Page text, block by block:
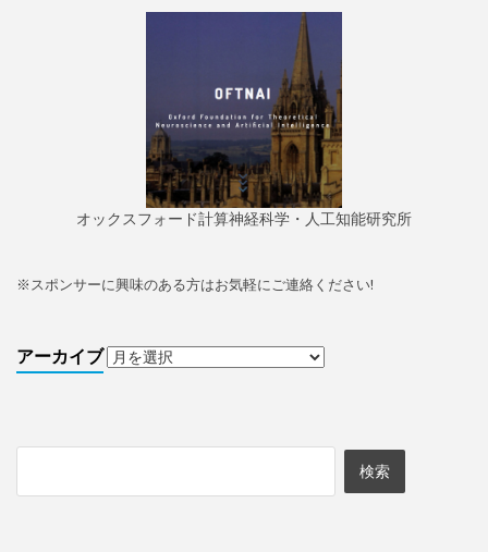
オックスフォード計算神経科学・人工知能研究所
※ スポンサーに興味のある方はお気軽にご連絡ください!
アーカイブ